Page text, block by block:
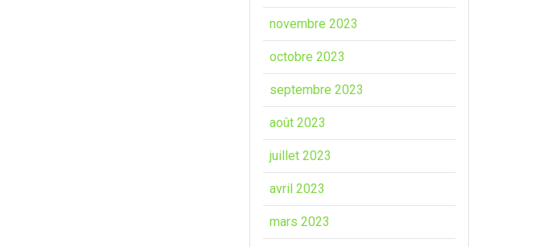
novembre 2023
octobre 2023
septembre 2023
août 2023
juillet 2023
avril 2023
mars 2023